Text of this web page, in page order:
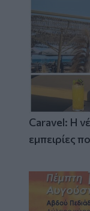
Caravel: Η
εμπειρίες